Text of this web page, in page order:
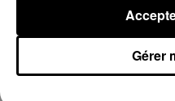
Gérer